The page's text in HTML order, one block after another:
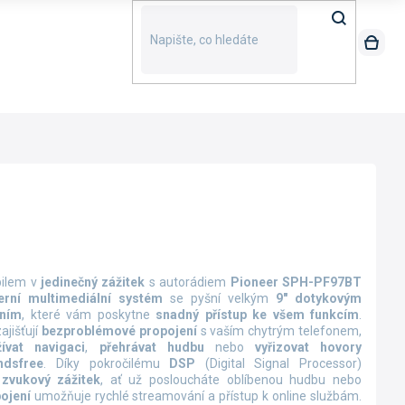
v jedinečný zážitek s autorádiem Pioneer SPH-PF97BT
multimediální systém se pyšní velkým 9" dotykovým
, které vám poskytne snadný přístup ke všem funkcím
bezproblémové propojenís vaším chytrým telefonem,
navigaci, přehrávat hudbu nebo vyřizovat hovory
. Díky pokročilému DSP (Digital Signal Processor)
zážitek, ať už posloucháte oblíbenou hudbu nebo
umožňuje rychlé streamování a přístup k online službám.